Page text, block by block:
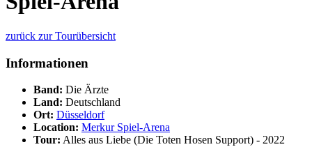
zurück zur Tourübersicht
Informationen
Band: Die Ärzte
Land: Deutschland
Ort: Düsseldorf
Location: Merkur Spiel-Arena
Tour: Alles aus Liebe (Die Toten Hosen Support) - 2022